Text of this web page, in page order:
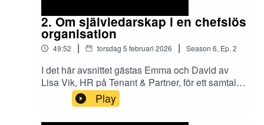
2. Om självledarskap i en chefslös
organisation
49:52 | torsdag 5 februari 2026 | Season 6, Ep. 2
I det här avsnittet gästas Emma och David av
Lisa Vik, HR på Tenant & Partner, för ett samtal
om självledarskap: vad det innebär, varför det är
så avgörande i dagens arbetsliv och vad som
krävs, både av individen och av organisationen,
Play